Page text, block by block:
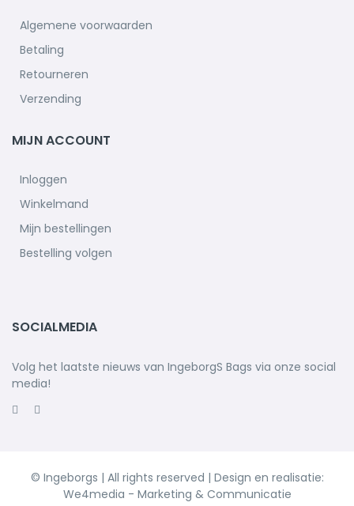
Algemene voorwaarden
Betaling
Retourneren
Verzending
MIJN ACCOUNT
Inloggen
Winkelmand
Mijn bestellingen
Bestelling volgen
SOCIALMEDIA
Volg het laatste nieuws van IngeborgS Bags via onze social
media!
© Ingeborgs | All rights reserved | Design en realisatie:
We4media - Marketing & Communicatie